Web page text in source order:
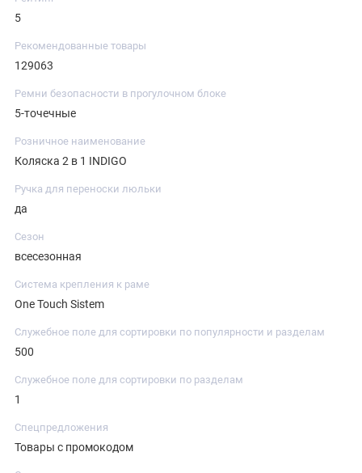
5
Рекомендованные товары
129063
Ремни безопасности в прогулочном блоке
5-точечные
Розничное наименование
Коляска 2 в 1 INDIGO
Ручка для переноски люльки
да
Сезон
всесезонная
Система крепления к раме
One Touch Sistem
Служебное поле для сортировки по популярности и разделам
500
Служебное поле для сортировки по разделам
1
Спецпредложения
Товары с промокодом